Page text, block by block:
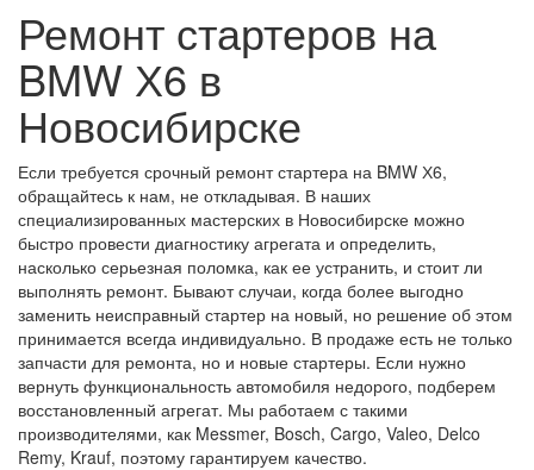
Ремонт стартеров на
BMW Х6 в
Новосибирске
Если требуется срочный ремонт стартера на BMW Х6,
обращайтесь к нам, не откладывая. В наших
специализированных мастерских в Новосибирске можно
быстро провести диагностику агрегата и определить,
насколько серьезная поломка, как ее устранить, и стоит ли
выполнять ремонт. Бывают случаи, когда более выгодно
заменить неисправный стартер на новый, но решение об этом
принимается всегда индивидуально. В продаже есть не только
запчасти для ремонта, но и новые стартеры. Если нужно
вернуть функциональность автомобиля недорого, подберем
восстановленный агрегат. Мы работаем с такими
производителями, как Messmer, Bosch, Cargo, Valeo, Delco
Remy, Krauf, поэтому гарантируем качество.